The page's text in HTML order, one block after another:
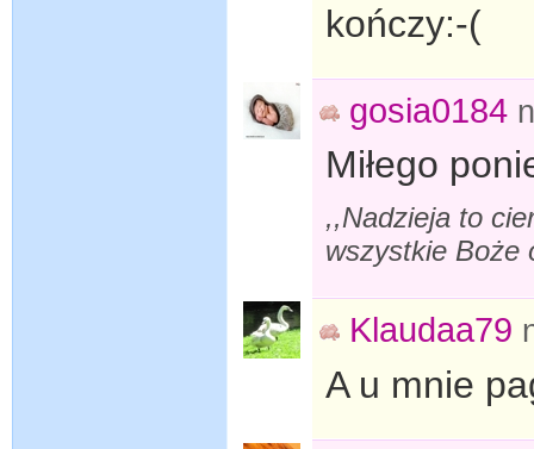
kończy:-(
gosia0184
Miłego
,,Nadzieja to
wszystkie
Klaudaa79
A u mnie